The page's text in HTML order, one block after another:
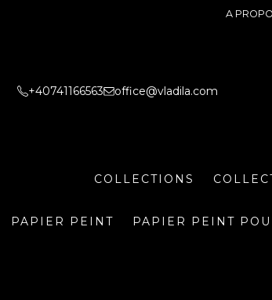
A
+40741166563 office@vladila.com
COLLECTIONS
PAPIER PEINT PAPIER PEINT